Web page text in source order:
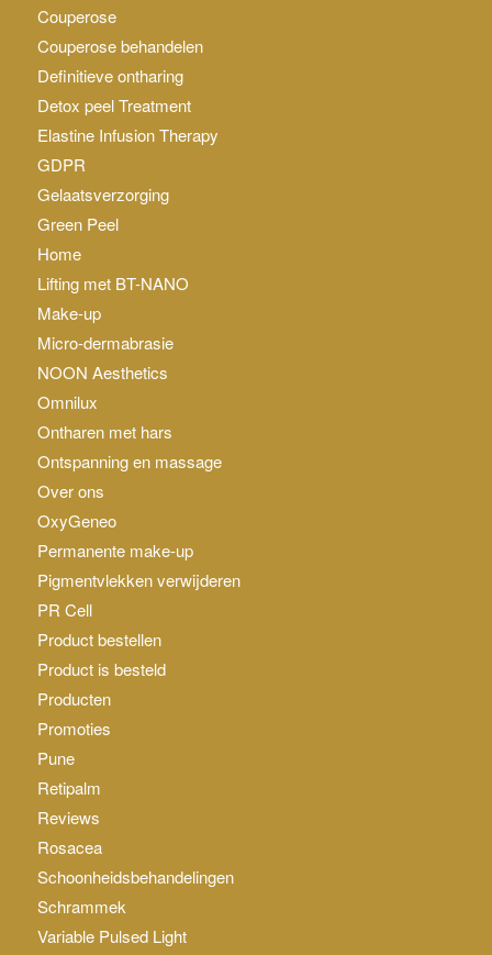
Couperose
Couperose behandelen
Definitieve ontharing
Detox peel Treatment
Elastine Infusion Therapy
GDPR
Gelaatsverzorging
Green Peel
Home
Lifting met BT-NANO
Make-up
Micro-dermabrasie
NOON Aesthetics
Omnilux
Ontharen met hars
Ontspanning en massage
Over ons
OxyGeneo
Permanente make-up
Pigmentvlekken verwijderen
PR Cell
Product bestellen
Product is besteld
Producten
Promoties
Pune
Retipalm
Reviews
Rosacea
Schoonheidsbehandelingen
Schrammek
Variable Pulsed Light